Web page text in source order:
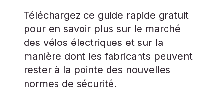
Téléchargez ce guide rapide gratuit
pour en savoir plus sur le marché
des vélos électriques et sur la
manière dont les fabricants peuvent
rester à la pointe des nouvelles
normes de sécurité.